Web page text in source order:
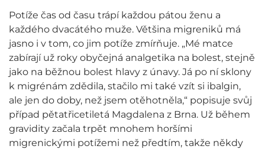
Potíže čas od času trápí každou pátou ženu a
každého dvacátého muže. Většina migreniků má
jasno i v tom, co jim potíže zmírňuje. „Mé matce
zabírají už roky obyčejná analgetika na bolest, stejně
jako na běžnou bolest hlavy z únavy. Já po ní sklony
k migrénám zdědila, stačilo mi také vzít si ibalgin,
ale jen do doby, než jsem otěhotněla,“ popisuje svůj
případ pětatřicetiletá Magdalena z Brna. Už během
gravidity začala trpět mnohem horšími
migrenickými potížemi než předtím, takže někdy